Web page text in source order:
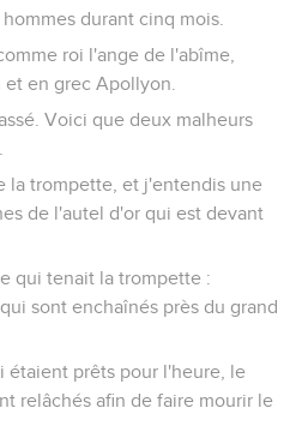
durant cinq mois.
roi l'ange de l'abîme,
en grec Apollyon.
Voici que deux malheurs
la trompette, et j'entendis une
de l'autel d'or qui est devant
qui tenait la trompette :
sont enchaînés près du grand
étaient prêts pour l'heure, le
relâchés afin de faire mourir le